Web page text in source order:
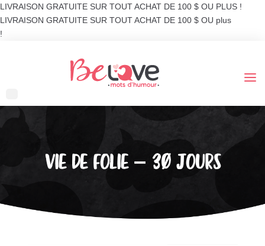
LIVRAISON GRATUITE SUR TOUT ACHAT DE 100 $ OU PLUS !
LIVRAISON GRATUITE SUR TOUT ACHAT DE 100 $ OU plus
!
VIE DE FOLIE – 30 JOURS